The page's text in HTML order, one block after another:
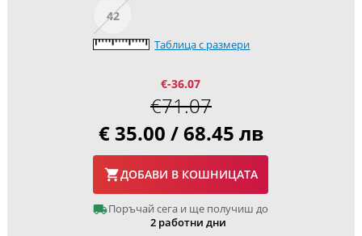
42
Таблица с размери
€-36.07
€71.07
€ 35.00 / 68.45 лв
ДОБАВИ В КОШНИЦАТА
Поръчай сега и ще получиш до
2 работни дни